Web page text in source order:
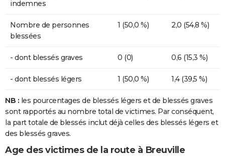
indemnes
Nombre de personnes
blessées
1 (50,0 %) 2,0 (54,8 %)
- dont blessés graves 0 (0) 0,6 (15,3 %)
- dont blessés légers 1 (50,0 %) 1,4 (39,5 %)
NB : les pourcentages de blessés légers et de blessés graves
sont rapportés au nombre total de victimes. Par conséquent,
la part totale de blessés inclut déjà celles des blessés légers et
des blessés graves.
Age des victimes de la route à Breuville